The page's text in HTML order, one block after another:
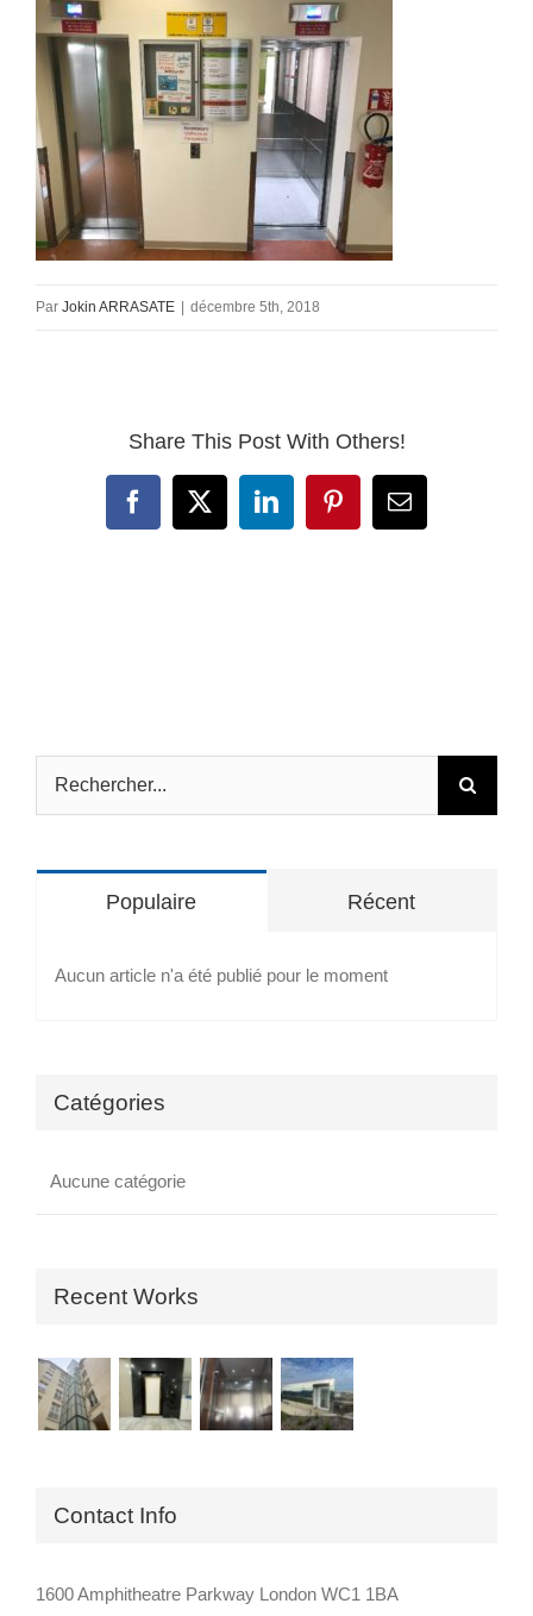
Par Jokin ARRASATE décembre 5th, 2018
Share This Post With Others!
Facebook
X LinkedInPinterestEmail
Rechercher:
Populaire Récent
Aucun article n'a été publié pour le moment
Catégories
Aucune catégorie
Recent Works
Contact Info
1600 Amphitheatre Parkway London WC1 1BA